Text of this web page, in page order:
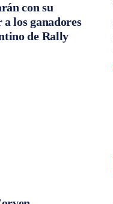
con su
los ganadores
de Rally